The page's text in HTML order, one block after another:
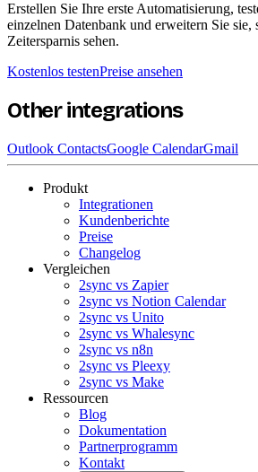
Erstellen Sie Ihre erste Automatisierung,
einzelnen Datenbank und erweitern Sie sie,
Zeitersparnis sehen.
Kostenlos testenPreise ansehen
Other integrations
Outlook ContactsGoogle CalendarGmail
Produkt
Integrationen
Kundenberichte
Preise
Changelog
Vergleichen
2sync vs Zapier
2sync vs Notion Calendar
2sync vs Unito
2sync vs Whalesync
2sync vs n8n
2sync vs Pleexy
2sync vs Make
Ressourcen
Blog
Dokumentation
Partnerprogramm
Kontakt